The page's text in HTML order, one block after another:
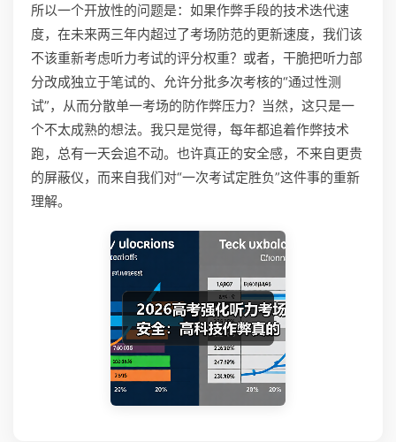
所以一个开放性的问题是：如果作弊手段的技术迭代速
度，在未来两三年内超过了考场防范的更新速度，我们该
不该重新考虑听力考试的评分权重？或者，干脆把听力部
分改成独立于笔试的、允许分批多次考核的“通过性测
试”，从而分散单一考场的防作弊压力？当然，这只是一
个不太成熟的想法。我只是觉得，每年都追着作弊技术
跑，总有一天会追不动。也许真正的安全感，不来自更贵
的屏蔽仪，而来自我们对“一次考试定胜负”这件事的重新
理解。